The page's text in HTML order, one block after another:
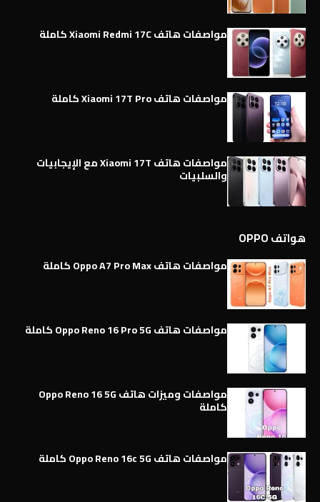
مواصفات هاتف Xiaomi Redmi 17C كاملة
مواصفات هاتف Xiaomi 17T Pro كاملة
مواصفات هاتف Xiaomi 17T مع الإيجابيات
والسلبيات
هواتف OPPO
مواصفات هاتف Oppo A7 Pro Max كاملة
مواصفات هاتف Oppo Reno 16 Pro 5G كاملة
مواصفات وميزات هاتف Oppo Reno 16 5G
كاملة
مواصفات هاتف Oppo Reno 16c 5G كاملة